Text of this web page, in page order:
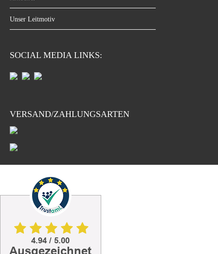
Unser Leitmotiv
SOCIAL MEDIA LINKS:
VERSAND/ZAHLUNGSARTEN